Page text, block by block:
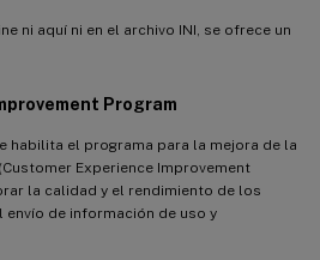
ni aquí ni en el archivo INI, se ofrece un
Program
habilita el programa para la mejora de la
Experience Improvement
la calidad y el rendimiento de los
de información de uso y